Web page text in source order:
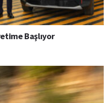
Başlıyor